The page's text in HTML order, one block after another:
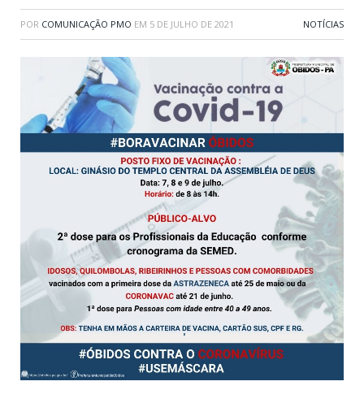
POR COMUNICAÇÃO PMO EM 5 DE JULHO DE 2021 NOTÍCIAS